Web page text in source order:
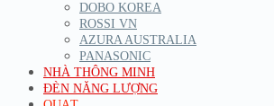
DOBO KOREA
ROSSI VN
AZURA AUSTRALIA
PANASONIC
NHÀ THÔNG MINH
ĐÈN NĂNG LƯỢNG